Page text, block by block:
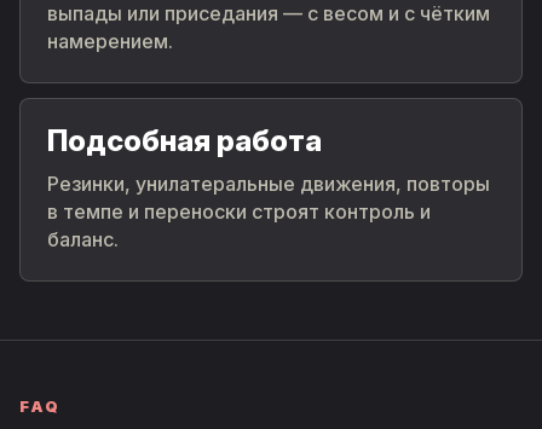
выпады или приседания — с весом и с чётким
намерением.
Подсобная работа
Резинки, унилатеральные движения, повторы
в темпе и переноски строят контроль и
баланс.
FAQ